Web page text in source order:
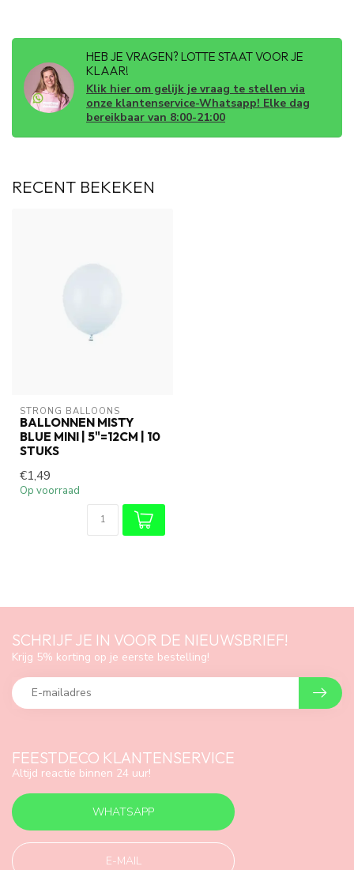
HEB JE VRAGEN? LOTTE STAAT VOOR JE
KLAAR!
Klik hier om gelijk je vraag te stellen via
onze klantenservice-Whatsapp! Elke dag
bereikbaar van 8:00-21:00
RECENT BEKEKEN
STRONG BALLOONS
BALLONNEN MISTY
BLUE MINI | 5"=12CM | 10
STUKS
€1,49
Op voorraad
FEESTDECO KLANTENSERVICE
Altijd reactie binnen 24 uur!
WHATSAPP
E-MAIL
SCHRIJF JE IN VOOR DE NIEUWSBRIEF!
Krijg 5% korting op je eerste bestelling!